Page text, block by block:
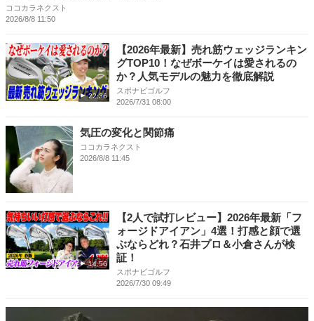
ココカラネクスト
2026/8/8 11:50
22:36
【2026年最新】売れ筋ウェッジランキン
グTOP10！なぜボーケイは愛されるの
か？人気モデルの魅力を徹底解説
スポナビゴルフ
2026/7/31 08:00
気圧の変化と関節痛
ココカラネクスト
2026/8/8 11:45
14:56
【2人で試打レビュー】2026年最新「フ
ォージドアイアン」4選！打感と顔で選
ぶならどれ？石井プロ＆小倉さんが検
証！
スポナビゴルフ
2026/7/30 09:49